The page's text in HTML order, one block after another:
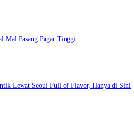
Mal Pasang Pagar Tinggi
Lewat Seoul-Full of Flavor, Hanya di Sini